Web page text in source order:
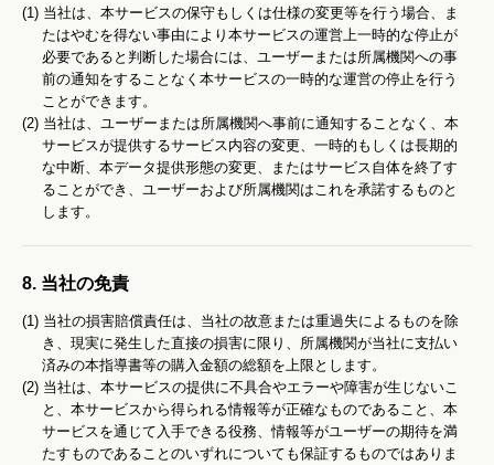
(1) 当社は、本サービスの保守もしくは仕様の変更等を行う場合、ま
たはやむを得ない事由により本サービスの運営上一時的な停止が
必要であると判断した場合には、ユーザーまたは所属機関への事
前の通知をすることなく本サービスの一時的な運営の停止を行う
ことができます。
(2) 当社は、ユーザーまたは所属機関へ事前に通知することなく、本
サービスが提供するサービス内容の変更、一時的もしくは長期的
な中断、本データ提供形態の変更、またはサービス自体を終了す
ることができ、ユーザーおよび所属機関はこれを承諾するものと
します。
8. 当社の免責
(1) 当社の損害賠償責任は、当社の故意または重過失によるものを除
き、現実に発生した直接の損害に限り、所属機関が当社に支払い
済みの本指導書等の購入金額の総額を上限とします。
(2) 当社は、本サービスの提供に不具合やエラーや障害が生じないこ
と、本サービスから得られる情報等が正確なものであること、本
サービスを通じて入手できる役務、情報等がユーザーの期待を満
たすものであることのいずれについても保証するものではありま